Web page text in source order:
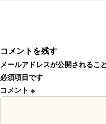
コメントを残す
メールアドレスが公開されるこ
必須項目です
コメント ※